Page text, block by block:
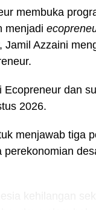
membuka
menjadi
Azzaini
dan
2026.
menjawab tiga